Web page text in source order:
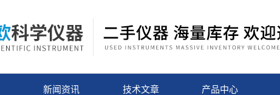
新闻资讯 技术文章 产品中心